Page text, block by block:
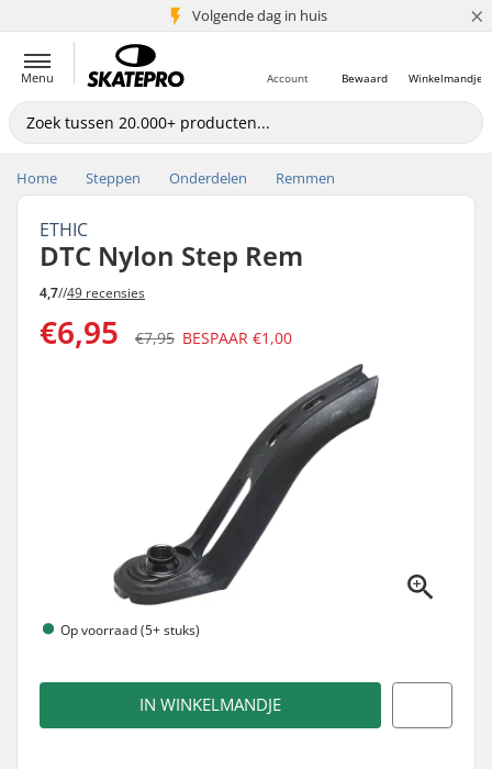
Volgende dag in huis
5+ mln. klanten ×
Menu Winkelmandje
Bewaard
Account
Home Steppen Onderdelen Remmen
ETHIC
DTC Nylon Step Rem
4,7//49 recensies
€6,95 €7,95 BESPAAR €1,00
Op voorraad (5+ stuks)
IN WINKELMANDJE